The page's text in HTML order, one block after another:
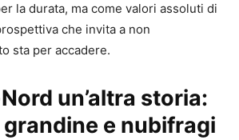
la durata, ma come valori assoluti di
che invita a non
sta per accadere.
un’altra storia:
e nubifragi